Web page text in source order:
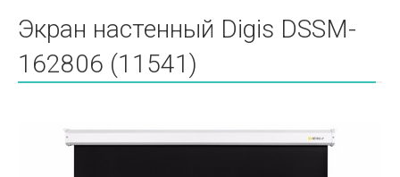
Экран настенный Digis DSSM-
162806 (11541)